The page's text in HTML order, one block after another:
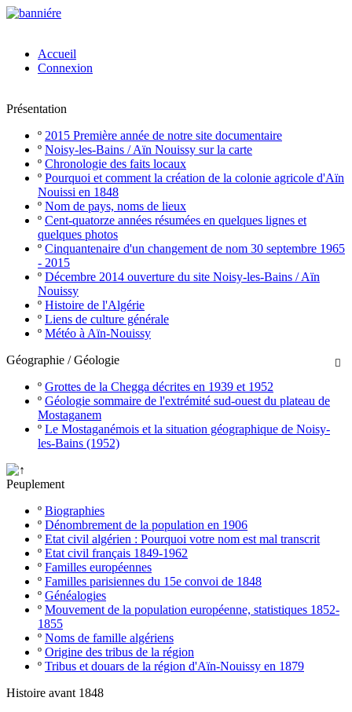
Accueil
Connexion
Présentation
º 2015 Première année de notre site documentaire
º Noisy-les-Bains / Aïn Nouissy sur la carte
º Chronologie des faits locaux
º Pourquoi et comment la création de la colonie agricole d'Aïn
Nouissi en 1848
º Nom de pays, noms de lieux
º Cent-quatorze années résumées en quelques lignes et
quelques photos
º Cinquantenaire d'un changement de nom 30 septembre 1965
- 2015
º Décembre 2014 ouverture du site Noisy-les-Bains / Aïn
Nouissy
º Histoire de l'Algérie
º Liens de culture générale
º Météo à Aïn-Nouissy

Géographie / Géologie
º Grottes de la Chegga décrites en 1939 et 1952
º Géologie sommaire de l'extrémité sud-ouest du plateau de
Mostaganem
º Le Mostaganémois et la situation géographique de Noisy-
les-Bains (1952)
Peuplement
º Biographies
º Dénombrement de la population en 1906
º Etat civil algérien : Pourquoi votre nom est mal transcrit
º Etat civil français 1849-1962
º Familles européennes
º Familles parisiennes du 15e convoi de 1848
º Généalogies
º Mouvement de la population européenne, statistiques 1852-
1855
º Noms de famille algériens
º Origine des tribus de la région
º Tribus et douars de la région d'Aïn-Nouissy en 1879
Histoire avant 1848